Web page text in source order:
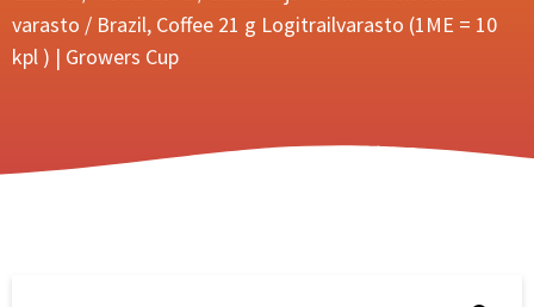
varasto / Brazil, Coffee 21 g Logitrailvarasto (1ME = 10
kpl ) | Growers Cup